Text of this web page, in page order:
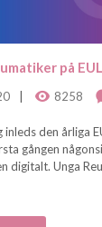
på
8258
inleds den årliga
gången
digitalt. Unga